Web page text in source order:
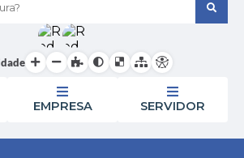
EMPRESA SERVIDOR